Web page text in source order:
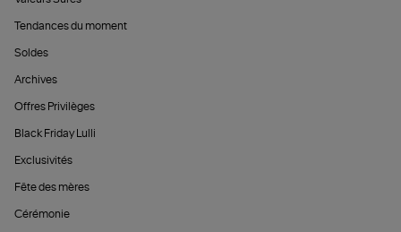
Tendances du moment
Soldes
Archives
Offres Privilèges
Black Friday Lulli
Exclusivités
Fête des mères
Cérémonie